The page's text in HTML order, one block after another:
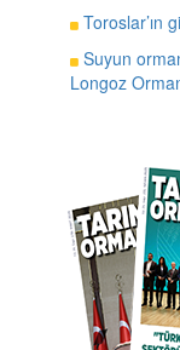
Toroslar’ın
Suyun
Longoz